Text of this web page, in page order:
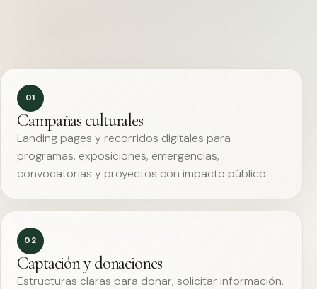
01
Campañas culturales
Landing pages y recorridos digitales para
programas, exposiciones, emergencias,
convocatorias y proyectos con impacto público.
02
Captación y donaciones
Estructuras claras para donar, solicitar información,